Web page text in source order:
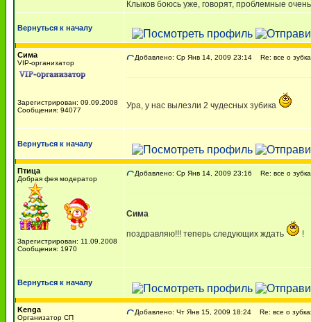
Клыков боюсь уже, говорят, проблемные
Вернуться к началу
Сима
VIP-организатор
Зарегистрирован: 09.09.2008
Сообщения: 94077
Добавлено: Ср Янв 14, 2009 23:14 Re: все о
Ура, у нас вылезли 2 чудесных зубика
Вернуться к началу
Птица
Добрая фея модератор
Зарегистрирован: 11.09.2008
Сообщения: 1970
Добавлено: Ср Янв 14, 2009 23:16 Re: все о
Сима
поздравляю!!! теперь следующих ждать !
Вернуться к началу
Kenga
Организатор СП
Добавлено: Чт Янв 15, 2009 18:24 Re: все о